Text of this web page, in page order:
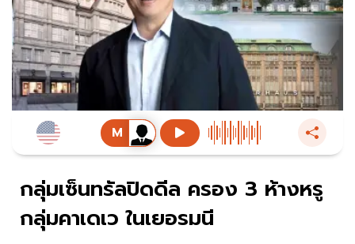
กลุ่มเซ็นทรัลปิดดีล ครอง 3 ห้างหรู
กลุ่มคาเดเว ในเยอรมนี